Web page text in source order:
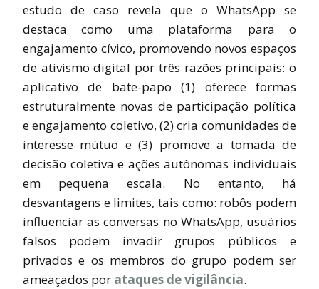
estudo de caso revela que o WhatsApp se
destaca como uma plataforma para o
engajamento cívico, promovendo novos espaços
de ativismo digital por três razões principais: o
aplicativo de bate-papo (1) oferece formas
estruturalmente novas de participação política
e engajamento coletivo, (2) cria comunidades de
interesse mútuo e (3) promove a tomada de
decisão coletiva e ações autônomas individuais
em pequena escala. No entanto, há
desvantagens e limites, tais como: robôs podem
influenciar as conversas no WhatsApp, usuários
falsos podem invadir grupos públicos e
privados e os membros do grupo podem ser
ameaçados por ataques de vigilância.